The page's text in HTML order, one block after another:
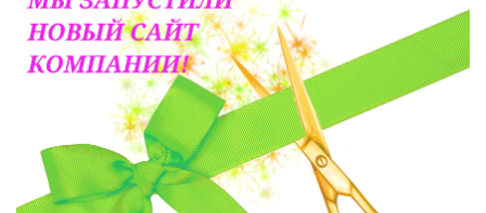
Подмости
Подмости-
Подставки
Стремянки с